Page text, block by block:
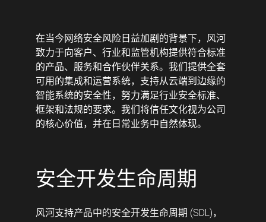
在当今网络安全风险日益加剧的背景下，风河
致力于向客户、行业和监管机构提供符合标准
的产品、服务和合作伙伴关系。我们提供全套
可用的集成和运营系统，支持从云端到边缘的
智能系统的安全性，努力满足行业安全标准、
框架和法规的要求。我们将信任文化视为公司
的核心价值，并在日常业务中自然体现。
安全开发生命周期
风河支持产品中的安全开发生命周期 (SDL)，